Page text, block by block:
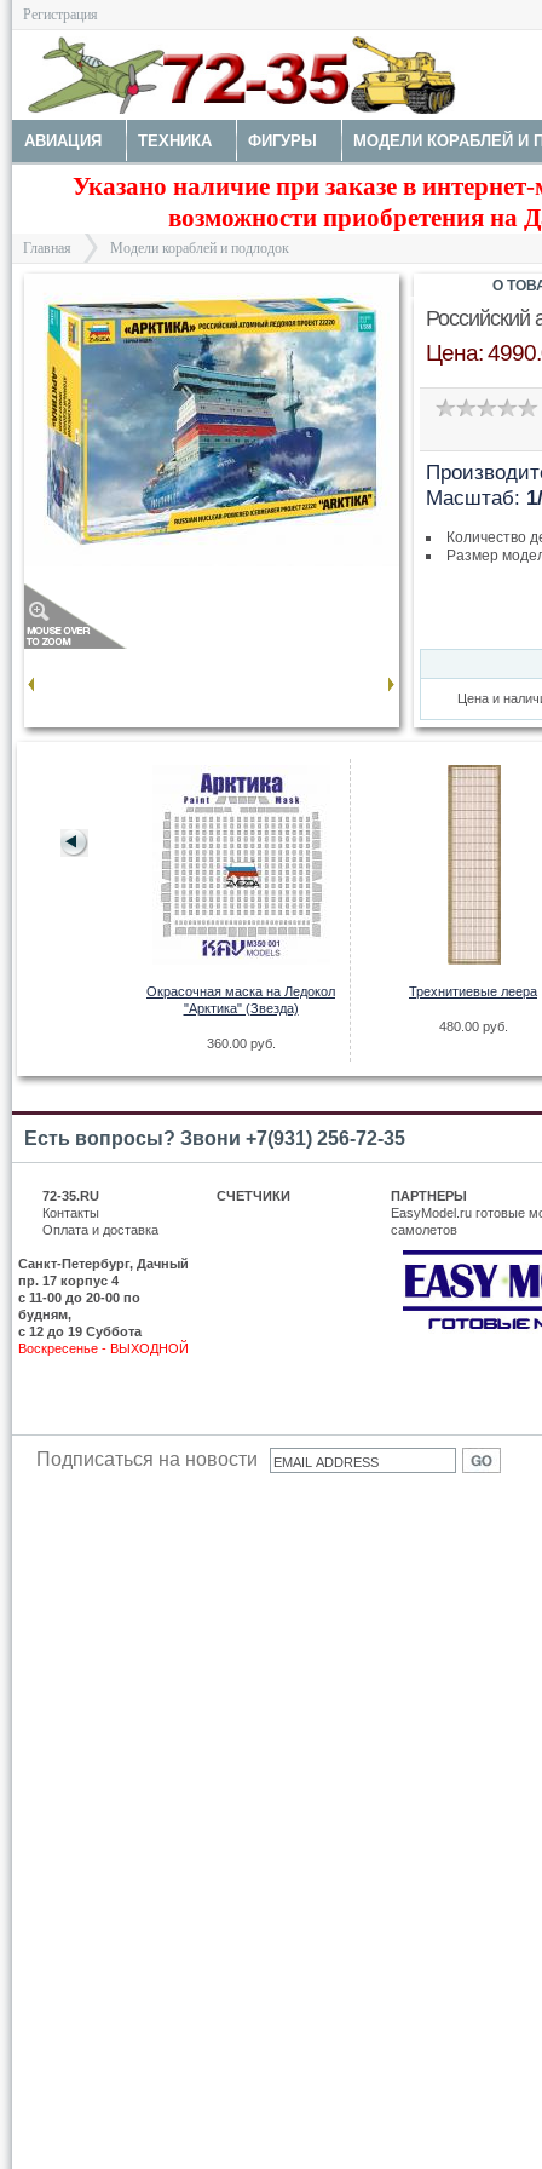
Регистрация
АВИАЦИЯ ТЕХНИКА ФИГУРЫ МОДЕЛИ КОРАБЛЕЙ И
ДОПОЛНЕНИЯ КРАСКИ И ИНСТРУМЕНТЫ
Указано наличие при заказе в
возможности приобретения на
Главная Модели кораблей и подлодок
Российский
Цена:
Масштаб:
Количество
Размер
Цена и
О
Окрасочная маска на Ледокол
"Арктика" (Звезда)
360.00 руб.
Трехнитиевые леера
480.00 руб.
Есть вопросы? Звони +7(931) 256-72-35
72-35.RU
Контакты
Оплата и доставка
Санкт-Петербург, Дачный
пр. 17 корпус 4
c 11-00 до 20-00 по
будням,
с 12 до 19 Суббота
Воскресенье - ВЫХОДНОЙ
СЧЕТЧИКИ
ПАРТНЕРЫ
EasyModel.ru готовые
самолетов
Подписаться на новости